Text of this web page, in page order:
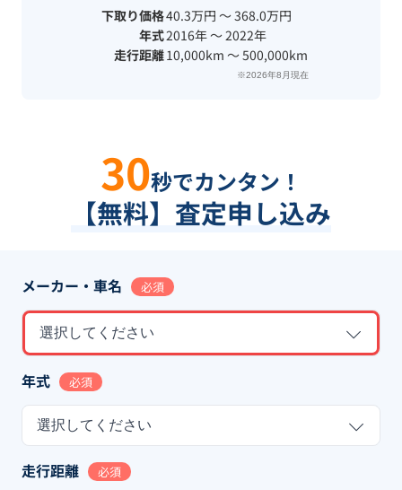
下取り価格40.3万円 〜 368.0万円
年式2016年 〜 2022年
走行距離10,000km 〜 500,000km
※2026年8月現在
30秒でカンタン！
【無料】査定申し込み
メーカー・車名 必須
選択してください
年式 必須
選択してください
走行距離 必須